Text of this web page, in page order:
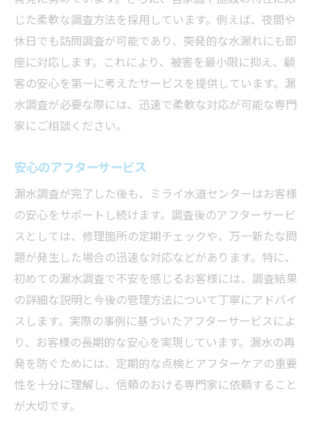
じた柔軟な調査方法を採用しています。例えば、夜間や
休日でも訪問調査が可能であり、突発的な水漏れにも即
座に対応します。これにより、被害を最小限に抑え、顧
客の安心を第一に考えたサービスを提供しています。漏
水調査が必要な際には、迅速で柔軟な対応が可能な専門
家にご相談ください。
安心のアフターサービス
漏水調査が完了した後も、ミライ水道センターはお客様
の安心をサポートし続けます。調査後のアフターサービ
スとしては、修理箇所の定期チェックや、万一新たな問
題が発生した場合の迅速な対応などがあります。特に、
初めての漏水調査で不安を感じるお客様には、調査結果
の詳細な説明と今後の管理方法について丁寧にアドバイ
スします。実際の事例に基づいたアフターサービスによ
り、お客様の長期的な安心を実現しています。漏水の再
発を防ぐためには、定期的な点検とアフターケアの重要
性を十分に理解し、信頼のおける専門家に依頼すること
が大切です。